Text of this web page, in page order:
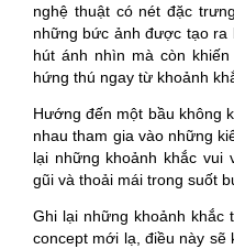
nghệ thuật có nét đặc
những bức ảnh được tạo ra
hút ánh nhìn mà còn
hứng thú ngay từ khoảnh
Hướng đến một bầu không
nhau tham gia vào những
lại những khoảnh khắc vui
gũi và thoải mái trong suốt
Ghi lại những khoảnh khắc
concept mới lạ, điều này